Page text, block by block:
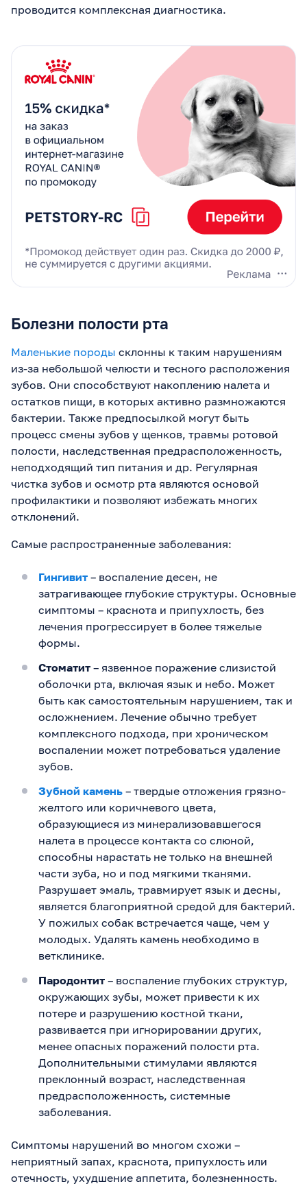
проводится комплексная диагностика.
Болезни полости рта
Маленькие породы склонны к таким нарушениям
из-за небольшой челюсти и тесного расположения
зубов. Они способствуют накоплению налета и
остатков пищи, в которых активно размножаются
бактерии. Также предпосылкой могут быть
процесс смены зубов у щенков, травмы ротовой
полости, наследственная предрасположенность,
неподходящий тип питания и др. Регулярная
чистка зубов и осмотр рта являются основой
профилактики и позволяют избежать многих
отклонений.
Самые распространенные заболевания:
Гингивит – воспаление десен, не
затрагивающее глубокие структуры. Основные
симптомы – краснота и припухлость, без
лечения прогрессирует в более тяжелые
формы.
Стоматит – язвенное поражение слизистой
оболочки рта, включая язык и небо. Может
быть как самостоятельным нарушением, так и
осложнением. Лечение обычно требует
комплексного подхода, при хроническом
воспалении может потребоваться удаление
зубов.
Зубной камень – твердые отложения грязно-
желтого или коричневого цвета,
образующиеся из минерализовавшегося
налета в процессе контакта со слюной,
способны нарастать не только на внешней
части зуба, но и под мягкими тканями.
Разрушает эмаль, травмирует язык и десны,
является благоприятной средой для бактерий.
У пожилых собак встречается чаще, чем у
молодых. Удалять камень необходимо в
ветклинике.
Пародонтит – воспаление глубоких структур,
окружающих зубы, может привести к их
потере и разрушению костной ткани,
развивается при игнорировании других,
менее опасных поражений полости рта.
Дополнительными стимулами являются
преклонный возраст, наследственная
предрасположенность, системные
заболевания.
Симптомы нарушений во многом схожи –
неприятный запах, краснота, припухлость или
отечность, ухудшение аппетита, болезненность.